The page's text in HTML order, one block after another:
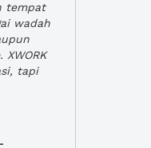
tempat
wadah
tapi